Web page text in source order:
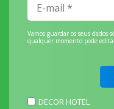
Vamos guardar os seus dados
qualquer momento pode editá-
DECOR HOTEL